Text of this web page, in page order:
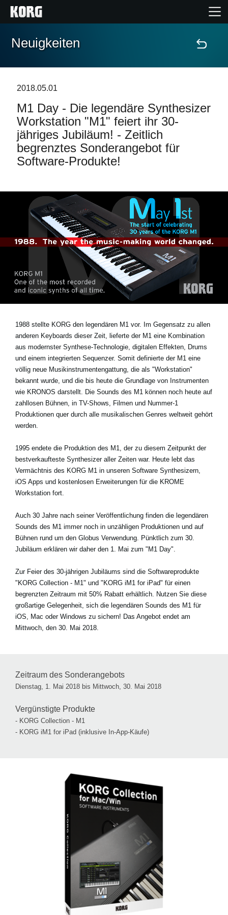
Home
Extras
Events
Support
Händlersuche
Shop
Neuigkeiten
Gebiet / Land
Social Media
Über KORG
Neuigkeiten
2018.05.01
M1 Day - Die legendäre Synthesizer
Workstation "M1" feiert ihr 30-
jähriges Jubiläum! - Zeitlich
begrenztes Sonderangebot für
Software-Produkte!
1988 stellte KORG den legendären M1 vor. Im Gegensatz zu allen
anderen Keyboards dieser Zeit, lieferte der M1 eine Kombination
aus modernster Synthese-Technologie, digitalen Effekten, Drums
und einem integrierten Sequenzer. Somit definierte der M1 eine
völlig neue Musikinstrumentengattung, die als "Workstation"
bekannt wurde, und die bis heute die Grundlage von Instrumenten
wie KRONOS darstellt. Die Sounds des M1 können noch heute auf
zahllosen Bühnen, in TV-Shows, Filmen und Nummer-1
Produktionen quer durch alle musikalischen Genres weltweit gehört
werden.
1995 endete die Produktion des M1, der zu diesem Zeitpunkt der
bestverkaufteste Synthesizer aller Zeiten war. Heute lebt das
Vermächtnis des KORG M1 in unseren Software Synthesizern,
iOS Apps und kostenlosen Erweiterungen für die KROME
Workstation fort.
Auch 30 Jahre nach seiner Veröffentlichung finden die legendären
Sounds des M1 immer noch in unzähligen Produktionen und auf
Bühnen rund um den Globus Verwendung. Pünktlich zum 30.
Jubiläum erklären wir daher den 1. Mai zum "M1 Day".
Zur Feier des 30-jährigen Jubiläums sind die Softwareprodukte
"KORG Collection - M1" und "KORG iM1 for iPad" für einen
begrenzten Zeitraum mit 50% Rabatt erhältlich. Nutzen Sie diese
großartige Gelegenheit, sich die legendären Sounds des M1 für
iOS, Mac oder Windows zu sichern! Das Angebot endet am
Mittwoch, den 30. Mai 2018.
Zeitraum des Sonderangebots
Dienstag, 1. Mai 2018 bis Mittwoch, 30. Mai 2018
Vergünstigte Produkte
- KORG Collection - M1
- KORG iM1 for iPad (inklusive In-App-Käufe)